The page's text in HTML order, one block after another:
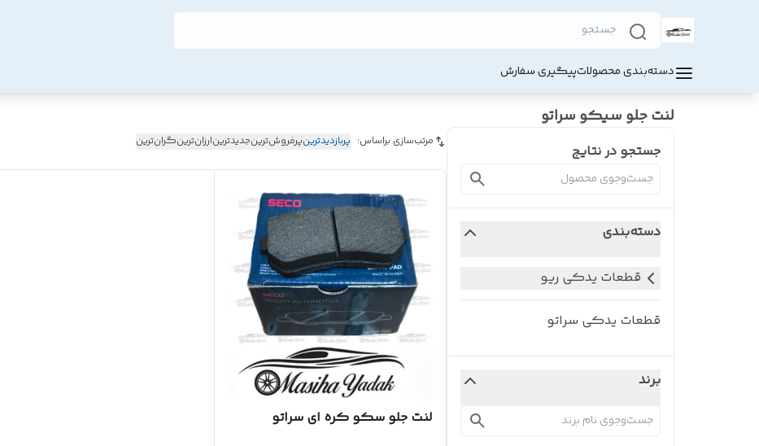
دسته‌بندی محصولاتپیگیری سفارش
لنت جلو سیکو سراتو
جستجو در نتایج
دسته‌بندی
قطعات یدکی ریو
قطعات یدکی سراتو
برند
مرتب‌سازی براساس: پربازدیدترینپرفروش‌ترینجدیدترینارزان‌ترینگران‌ترین
لنت جلو سکو کره ای سراتو